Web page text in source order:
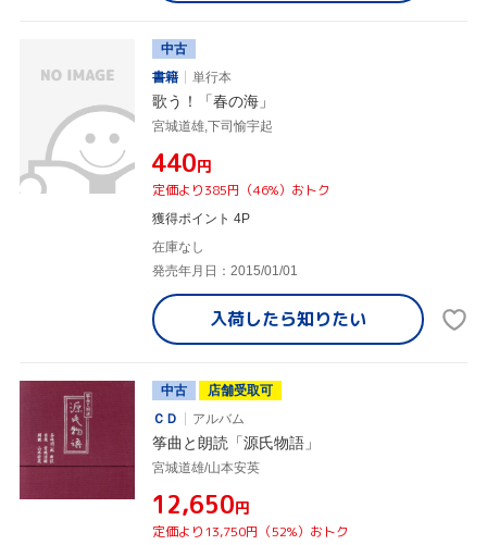
中古
書籍
単行本
歌う！「春の海」
宮城道雄,下司愉宇起
¥440円
定価より385円（46%）おトク
獲得ポイント 4P
在庫なし
発売年月日：2015/01/01
入荷したら知りたい
中古
店舗受取可
ＣＤ
アルバム
筝曲と朗読「源氏物語」
宮城道雄/山本安英
¥12,650円
定価より13,750円（52%）おトク